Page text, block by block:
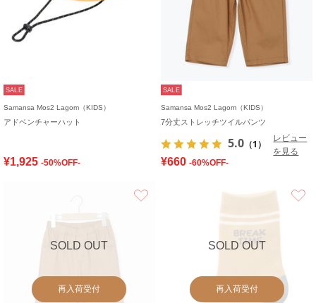
SALE
Samansa Mos2 Lagom（KIDS）
アドベンチャーハット
¥1,925 -50%OFF-
SALE
Samansa Mos2 Lagom（KIDS）
7分丈ストレッチツイルパンツ
5.0 （1）
レビュー
を見る
¥660 -60%OFF-
SOLD OUT
再入荷受付
SOLD OUT
再入荷受付